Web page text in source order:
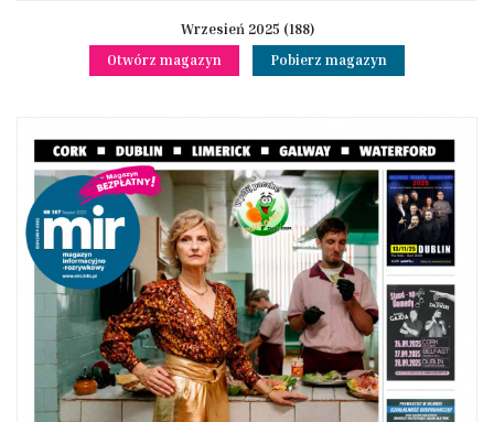
Wrzesień 2025 (188)
Otwórz magazyn
Pobierz magazyn